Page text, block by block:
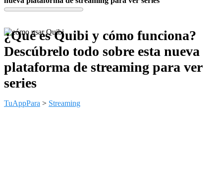
¿Qué es Quibi y cómo funciona?
Descúbrelo todo sobre esta nueva
plataforma de streaming para ver
series
TuAppPara > Streaming